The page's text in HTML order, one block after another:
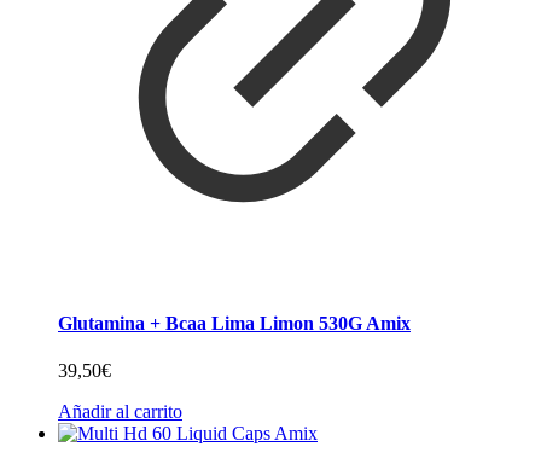
Glutamina + Bcaa Lima Limon 530G Amix
39,50€
Añadir al carrito